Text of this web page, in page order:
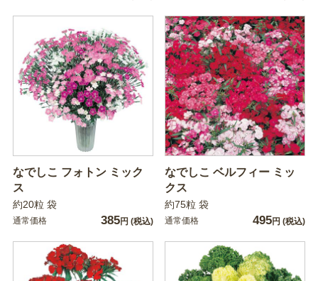
なでしこ フォトン ミック
ス
約20粒 袋
通常価格 385円 (税込)
なでしこ ベルフィー ミッ
クス
約75粒 袋
通常価格 495円 (税込)